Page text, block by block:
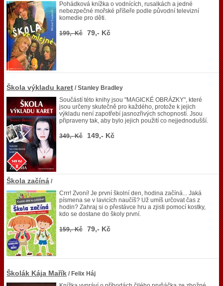
Pohádková knížka o vodnících, rusalkách a jedné
nebezpečné mořské příšeře podle původní televizní
komedie pro děti.
199,- Kč 79,- Kč
Škola výkladu karet / Stanley Bradley
Součástí této knihy jsou "MAGICKÉ OBRÁZKY", které
jsou určeny skutečně pro každého, protože k jejich
výkladu není zapotřebí jasnozřivých schopností. Jsou
připraveny tak, aby bylo jejich použití co nejjednodušší.
349,- Kč 149,- Kč
Škola začíná /
Crrr! Zvoní! Je první školní den, hodina začíná... Jaká
písmena se v lavicích naučíš? Už umíš určovat čas z
hodin? Zahraj si o přestávce hru a zjisti pomocí kostky,
kdo se dostane do školy první.
159,- Kč 79,- Kč
Školák Kája Mařík / Felix Háj